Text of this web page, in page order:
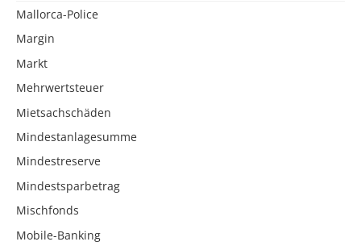
Mallorca-Police
Margin
Markt
Mehrwertsteuer
Mietsachschäden
Mindestanlagesumme
Mindestreserve
Mindestsparbetrag
Mischfonds
Mobile-Banking